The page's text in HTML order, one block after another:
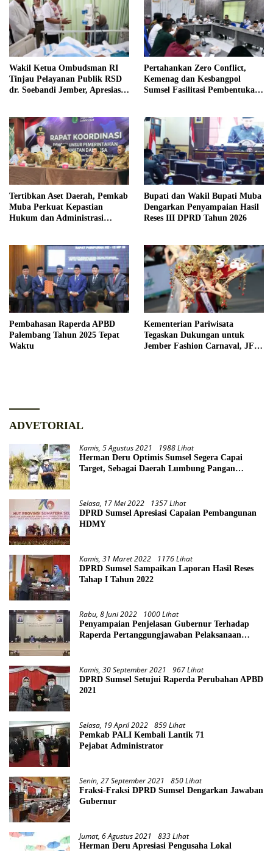
Wakil Ketua Ombudsman RI
Tinjau Pelayanan Publik RSD
dr. Soebandi Jember, Apresiasi
Pertahankan Zero Conflict,
Kemenag dan Kesbangpol
Sumsel Fasilitasi Pembentukan
Tertibkan Aset Daerah, Pemkab
Muba Perkuat Kepastian
Hukum dan Administrasi
Bupati dan Wakil Bupati Muba
Dengarkan Penyampaian Hasil
Reses III DPRD Tahun 2026
Pembahasan Raperda APBD
Palembang Tahun 2025 Tepat
Waktu
Kementerian Pariwisata
Tegaskan Dukungan untuk
Jember Fashion Carnaval, JFC
ADVETORIAL
Kamis, 5 Agustus 2021 1988 Lihat
Herman Deru Optimis Sumsel Segera Capai
Target, Sebagai Daerah Lumbung Pangan
Selasa, 17 Mei 2022 1357 Lihat
DPRD Sumsel Apresiasi Capaian Pembangunan
HDMY
Kamis, 31 Maret 2022 1176 Lihat
DPRD Sumsel Sampaikan Laporan Hasil Reses
Tahap I Tahun 2022
Rabu, 8 Juni 2022 1000 Lihat
Penyampaian Penjelasan Gubernur Terhadap
Raperda Pertanggungjawaban Pelaksanaan
Kamis, 30 September 2021 967 Lihat
DPRD Sumsel Setujui Raperda Perubahan APBD
2021
Selasa, 19 April 2022 859 Lihat
Pemkab PALI Kembali Lantik 71
Pejabat Administrator
Senin, 27 September 2021 850 Lihat
Fraksi-Fraksi DPRD Sumsel Dengarkan Jawaban
Gubernur
Jumat, 6 Agustus 2021 833 Lihat
Herman Deru Apresiasi Pengusaha Lokal